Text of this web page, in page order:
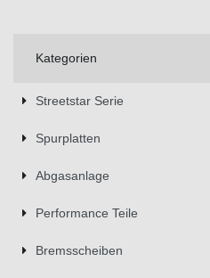
Kategorien
Streetstar Serie
Spurplatten
Abgasanlage
Performance Teile
Bremsscheiben